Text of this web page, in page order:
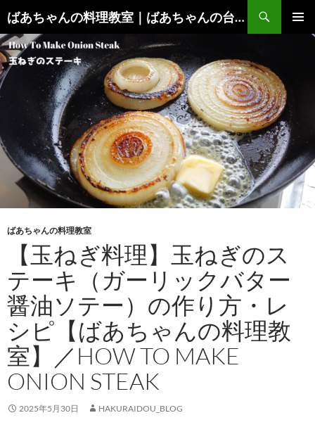
ン
テ
ン
ツ
へ
ッ
プ
ばあちゃんの料理教室｜ばあちゃんの台所から学ぶ、食と健康の知恵
索
メインメ
ばあちゃんの料理教室
【玉ねぎ料理】玉ねぎのス
テーキ（ガーリックバター
醤油ソテー）の作り方・レ
シピ【ばあちゃんの料理教
室】／HOW TO MAKE
ONION STEAK
2025年5月30日 HAKURAIDOU_BLOG